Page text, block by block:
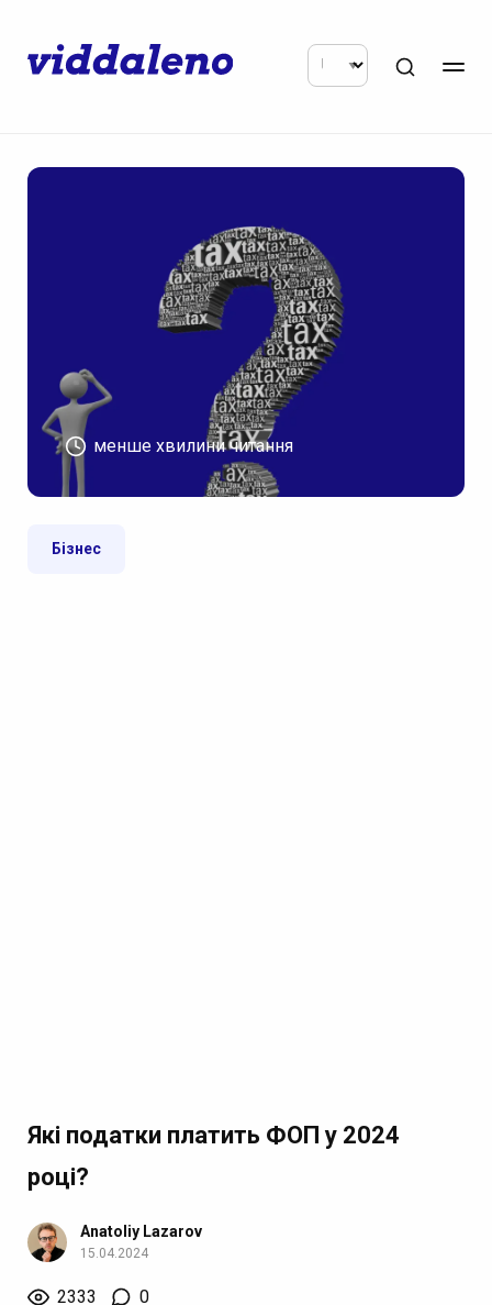
менше хвилини читання
Бізнес
Які податки платить ФОП у 2024
році?
Anatoliy Lazarov
15.04.2024
2333 0